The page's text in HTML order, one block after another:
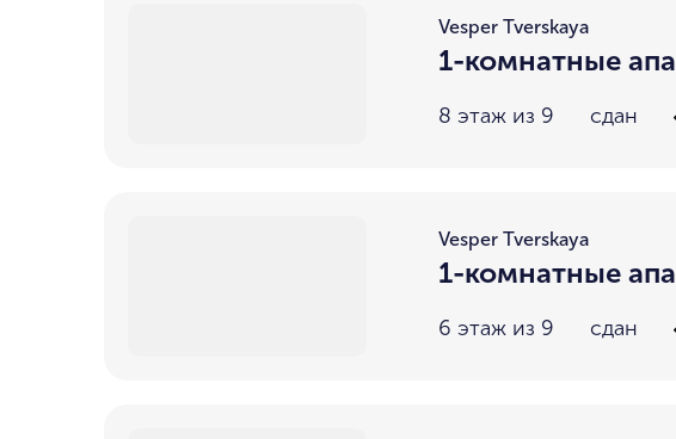
Vesper Tverskaya
1-комнатные
8 этаж из 9 сдан
Vesper Tverskaya
1-комнатные
6 этаж из 9 сдан